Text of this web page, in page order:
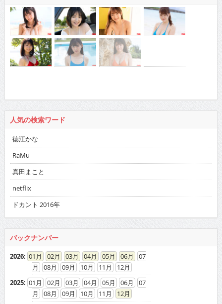
人気の検索ワード
徳江かな
RaMu
真田まこと
netflix
ドカント 2016年
バックナンバー
2026: 01 02 03 04 05 06
07
08
09 10 11
12
2025: 01 02 03 04 05 06
07
08
09 10 11
12